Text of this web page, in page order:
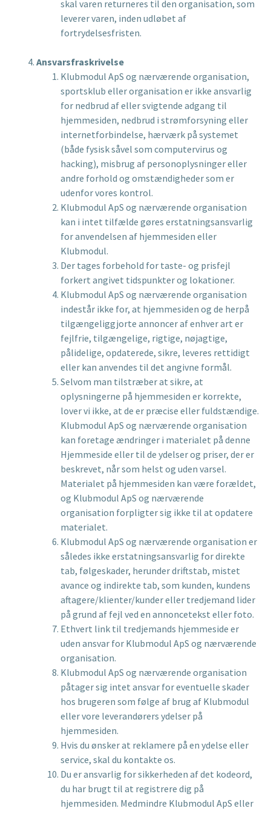
skal varen returneres til den organisation, som
leverer varen, inden udløbet af
fortrydelsesfristen.
Ansvarsfraskrivelse
Klubmodul ApS og nærværende organisation,
sportsklub eller organisation er ikke ansvarlig
for nedbrud af eller svigtende adgang til
hjemmesiden, nedbrud i strømforsyning eller
internetforbindelse, hærværk på systemet
(både fysisk såvel som computervirus og
hacking), misbrug af personoplysninger eller
andre forhold og omstændigheder som er
udenfor vores kontrol.
Klubmodul ApS og nærværende organisation
kan i intet tilfælde gøres erstatningsansvarlig
for anvendelsen af hjemmesiden eller
Klubmodul.
Der tages forbehold for taste- og prisfejl
forkert angivet tidspunkter og lokationer.
Klubmodul ApS og nærværende organisation
indestår ikke for, at hjemmesiden og de herpå
tilgængeliggjorte annoncer af enhver art er
fejlfrie, tilgængelige, rigtige, nøjagtige,
pålidelige, opdaterede, sikre, leveres rettidigt
eller kan anvendes til det angivne formål.
Selvom man tilstræber at sikre, at
oplysningerne på hjemmesiden er korrekte,
lover vi ikke, at de er præcise eller fuldstændige.
Klubmodul ApS og nærværende organisation
kan foretage ændringer i materialet på denne
Hjemmeside eller til de ydelser og priser, der er
beskrevet, når som helst og uden varsel.
Materialet på hjemmesiden kan være forældet,
og Klubmodul ApS og nærværende
organisation forpligter sig ikke til at opdatere
materialet.
Klubmodul ApS og nærværende organisation er
således ikke erstatningsansvarlig for direkte
tab, følgeskader, herunder driftstab, mistet
avance og indirekte tab, som kunden, kundens
aftagere/klienter/kunder eller tredjemand lider
på grund af fejl ved en annoncetekst eller foto.
Ethvert link til tredjemands hjemmeside er
uden ansvar for Klubmodul ApS og nærværende
organisation.
Klubmodul ApS og nærværende organisation
påtager sig intet ansvar for eventuelle skader
hos brugeren som følge af brug af Klubmodul
eller vore leverandørers ydelser på
hjemmesiden.
Hvis du ønsker at reklamere på en ydelse eller
service, skal du kontakte os.
Du er ansvarlig for sikkerheden af det kodeord,
du har brugt til at registrere dig på
hjemmesiden. Medmindre Klubmodul ApS eller